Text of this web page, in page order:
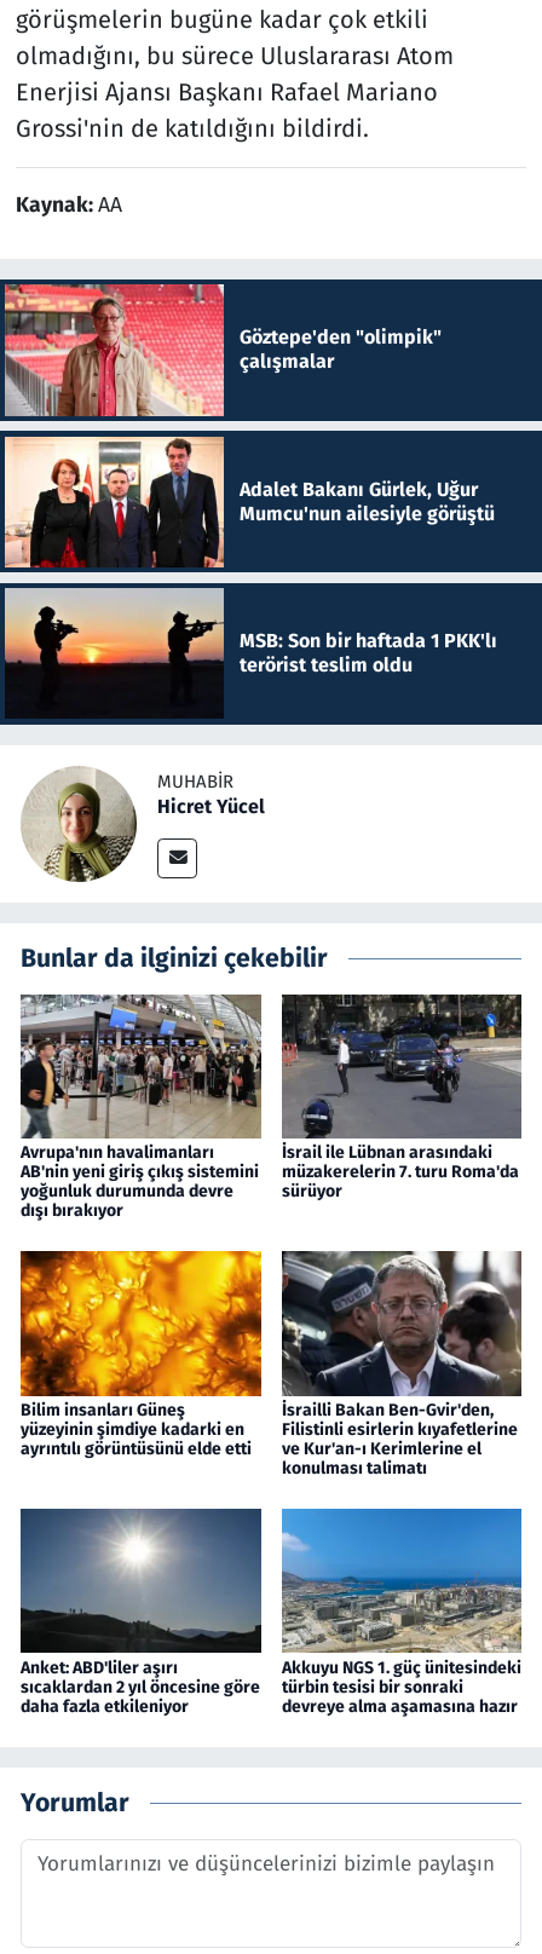
görüşmelerin bugüne kadar çok etkili
olmadığını, bu sürece Uluslararası Atom
Enerjisi Ajansı Başkanı Rafael Mariano
Grossi'nin de katıldığını bildirdi.
Kaynak:AA
Göztepe'den "olimpik"
çalışmalar
Adalet Bakanı Gürlek, Uğur
Mumcu'nun ailesiyle görüştü
MSB: Son bir haftada 1 PKK'lı
terörist teslim oldu
MUHABIR
Hicret Yücel
Bunlar da ilginizi çekebilir
Avrupa'nın havalimanları
AB'nin yeni giriş çıkış sistemini
yoğunluk durumunda devre
dışı bırakıyor
İsrail ile Lübnan arasındaki
müzakerelerin 7. turu Roma'da
sürüyor
Bilim insanları Güneş
yüzeyinin şimdiye kadarki en
ayrıntılı görüntüsünü elde etti
İsrailli Bakan Ben-Gvir'den,
Filistinli esirlerin kıyafetlerine
ve Kur'an-ı Kerimlerine el
konulması talimatı
Anket: ABD'liler aşırı
sıcaklardan 2 yıl öncesine göre
daha fazla etkileniyor
Akkuyu NGS 1. güç ünitesindeki
türbin tesisi bir sonraki
devreye alma aşamasına hazır
Yorumlar